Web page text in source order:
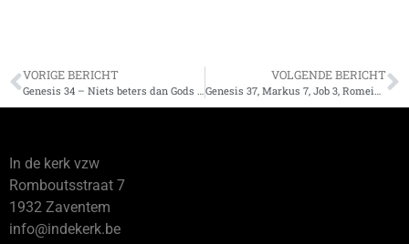
VORIGE BERICHT
Genesis 34 – Niets beters dan Gods huis
VOLGENDE BERICHT
Genesis 37, Markus 7, Job 3, Romeinen 7
In de kerk vzw
Romboutsstraat 7
1932 Zaventem
info@indekerk.be